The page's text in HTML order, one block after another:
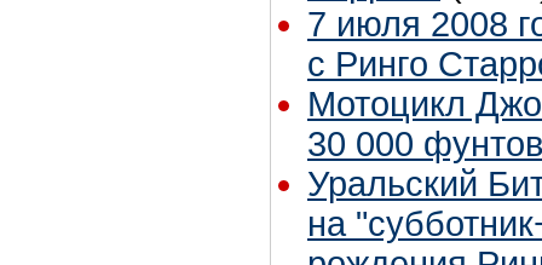
7 июля 2008
с Ринго
Мотоцикл
30 000 фунтов
Уральский
на